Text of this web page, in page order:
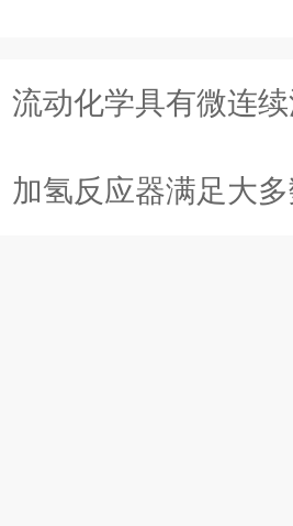
流动化学具有微连
加氢反应器满足大多